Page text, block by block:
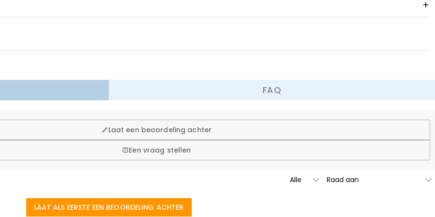
daarom bieden wij een eenvoudig 60-dagen retour- en omruilbeleid.
FAQ
Laat een beoordeling achter
Een vraag stellen
LAAT ALS EERSTE EEN BEOORDELING ACHTER
studio in Hong Kong, is elk prachtig stuk op maat gemaakt om net zo uniek en authentiek te zijn als u.
winkels (huur, verzekering, personeel) te elimineren, maar we gaan binnenkort onze juwelierswinkels in de Verenigde
is geplaatst?